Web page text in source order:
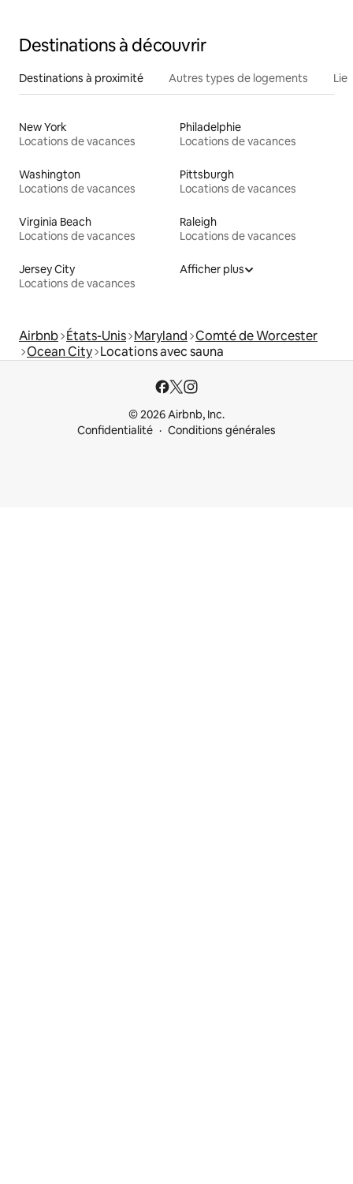
Destinations à découvrir
Destinations à proximité Autres types de logements
New York
Locations de vacances
Philadelphie
Locations de vacances
Washington
Locations de vacances
Pittsburgh
Locations de vacances
Virginia Beach
Locations de vacances
Raleigh
Locations de vacances
Jersey City
Locations de vacances
Afficher plus
Airbnb États-Unis Maryland Comté de Worcester
Ocean City Locations avec sauna
© 2026 Airbnb, Inc.
Confidentialité
Conditions générales